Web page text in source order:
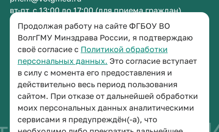
Продолжая работу на сайте ФГБОУ ВО
ВолгГМУ Минздрава России, я подтверждаю
своё согласие с Политикой обработки
персональных данных. Это согласие вступает
в силу с момента его предоставления и
действительно весь период пользования
сайтом. При отказе от дальнейшей обработки
моих персональных данных аналитическими
сервисами я предупреждён(-а), что
вт-пт, с 13:00 до 17:00 (для приема граждан)
Приемная ректора
+7 (8442) 38-50-05
г. Волгоград, площадь Павших Борцов, зд. 1,
кабинет 3-11
post@volgmed.ru
пн-пт, с 08.30 до 17.00 (перерыв с 12.30 до 13.00)